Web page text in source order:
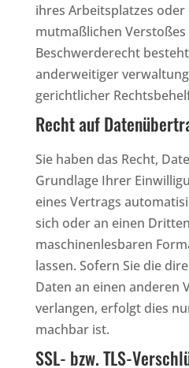
ihres Arbeitsplatzes oder
mutmaßlichen Verstoßes
Beschwerderecht
anderweitiger
gerichtlicher
Recht auf
Sie haben das Recht,
Grundlage Ihrer
eines Vertrags
sich oder an einen
maschinenlesbaren
lassen. Sofern Sie die
Daten an einen anderen
verlangen, erfolgt dies
machbar ist.
SSL- bzw. TLS-